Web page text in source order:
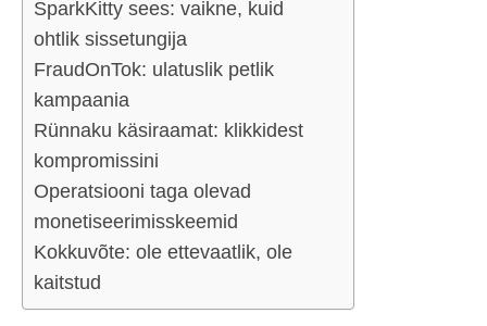
SparkKitty sees: vaikne, kuid
ohtlik sissetungija
FraudOnTok: ulatuslik petlik
kampaania
Rünnaku käsiraamat: klikkidest
kompromissini
Operatsiooni taga olevad
monetiseerimisskeemid
Kokkuvõte: ole ettevaatlik, ole
kaitstud